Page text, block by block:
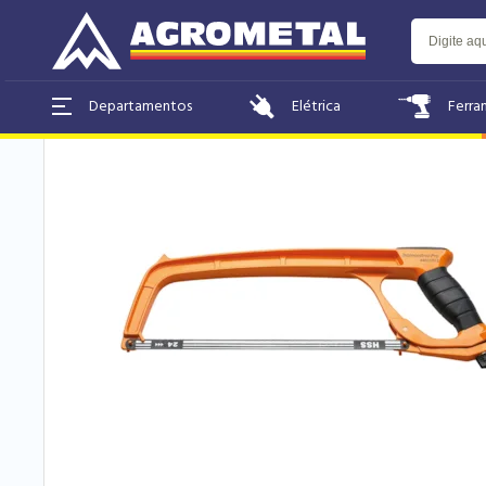
Elétrica
Home Ferramentas e Equipamentos